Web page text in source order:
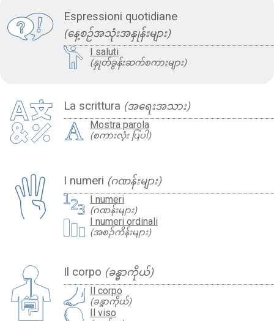
Espressioni quotidiane
(နေ့စဉ်အသုံးအနှုန်းများ)
I saluti
(နှုတ်ခွန်းဆက်စကားများ)
La scrittura (အရေးအသား)
Mostra parola
(စကားလုံး ပြပါ)
I numeri (ဂဏန်းများ)
I numeri
(ဂဏန်းများ)
I numeri ordinali
(အစဉ်ကိန်းများ)
Il corpo (ခန္ဓာကိုယ်)
Il corpo
(ခန္ဓာကိုယ်)
Il viso